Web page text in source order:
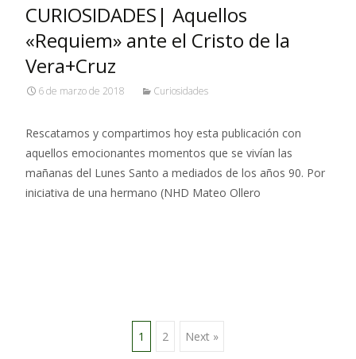
CURIOSIDADES| Aquellos
«Requiem» ante el Cristo de la
Vera+Cruz
6 de marzo de 2018 Curiosidades
Rescatamos y compartimos hoy esta publicación con
aquellos emocionantes momentos que se vivían las
mañanas del Lunes Santo a mediados de los años 90. Por
iniciativa de una hermano (NHD Mateo Ollero
1 2 Next »